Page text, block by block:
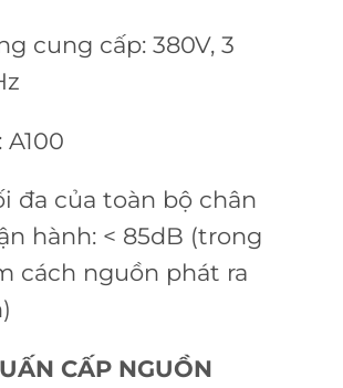
cung cấp: 380V, 3
A100
đa của toàn bộ chân
hành: < 85dB (trong
cách nguồn phát ra
CẤP NGUỒN